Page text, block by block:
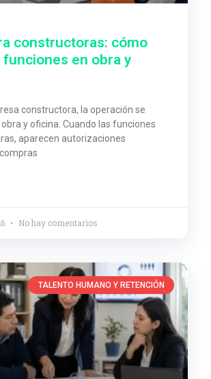
constructoras: cómo
en obra y
constructora, la operación se
y oficina. Cuando las funciones
aparecen autorizaciones
No hay comentarios
TALENTO HUMANO Y RETENCIÓN